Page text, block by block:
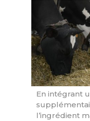
En intégrant
l’ingrédient